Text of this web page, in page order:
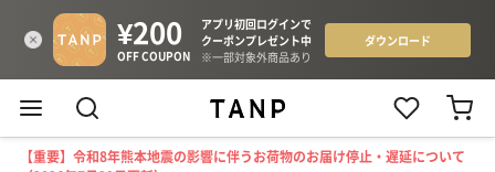
【重要】令和8年熊本地震の影響に伴うお荷物のお届け停止・遅延について